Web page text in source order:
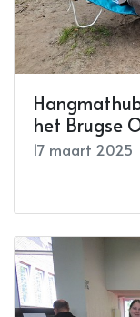
het Brugse
17 maart 2025